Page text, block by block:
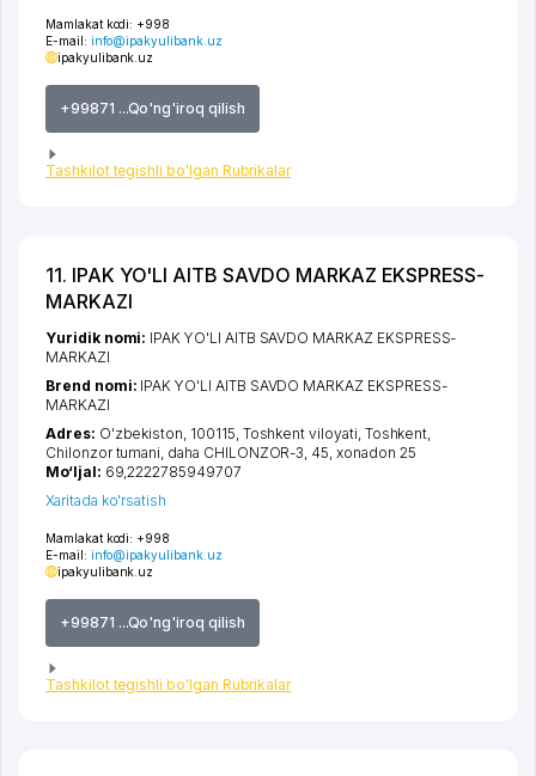
Mamlakat kodi: +998
E-mail: info@ipakyulibank.uz
ipakyulibank.uz
+99871 ...Qo'ng'iroq qilish
Tashkilot tegishli bo'lgan Rubrikalar
11. IPAK YO'LI AITB SAVDO MARKAZ EKSPRESS-
MARKAZI
Mamlakat kodi: +998
E-mail: info@ipakyulibank.uz
ipakyulibank.uz
+99871 ...Qo'ng'iroq qilish
Tashkilot tegishli bo'lgan Rubrikalar
Yuridik nomi: IPAK YO'LI AITB SAVDO MARKAZ EKSPRESS-
MARKAZI
Brend nomi: IPAK YO'LI AITB SAVDO MARKAZ EKSPRESS-
MARKAZI
Adres: O'zbekiston, 100115, Toshkent viloyati, Toshkent,
Chilonzor tumani, daha CHILONZOR-3, 45, xonadon 25
Mo‘ljal: 69,2222785949707
Xaritada ko'rsatish